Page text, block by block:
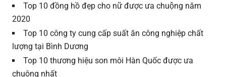
Top 10 đồng hồ đẹp cho nữ được ưa chuộng năm
2020
Top 10 công ty cung cấp suất ăn công nghiệp chất
lượng tại Bình Dương
Top 10 thương hiệu son môi Hàn Quốc được ưa
chuộng nhất